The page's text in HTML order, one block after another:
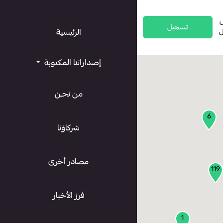
تسجيل
119
6
1
الرئيسية
إصداراتنا المكتوبة
من نحـن
شركاؤنا
مصادر أخرى
فرز الأخبار